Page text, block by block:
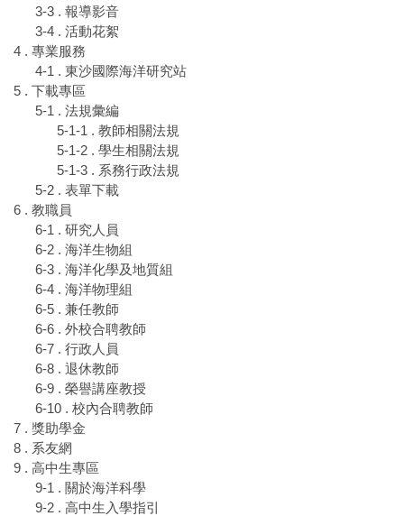
3-3 . 報導影音
3-4 . 活動花絮
4 . 專業服務
4-1 . 東沙國際海洋研究站
5 . 下載專區
5-1 . 法規彙編
5-1-1 . 教師相關法規
5-1-2 . 學生相關法規
5-1-3 . 系務行政法規
5-2 . 表單下載
6 . 教職員
6-1 . 研究人員
6-2 . 海洋生物組
6-3 . 海洋化學及地質組
6-4 . 海洋物理組
6-5 . 兼任教師
6-6 . 外校合聘教師
6-7 . 行政人員
6-8 . 退休教師
6-9 . 榮譽講座教授
6-10 . 校內合聘教師
7 . 獎助學金
8 . 系友網
9 . 高中生專區
9-1 . 關於海洋科學
9-2 . 高中生入學指引